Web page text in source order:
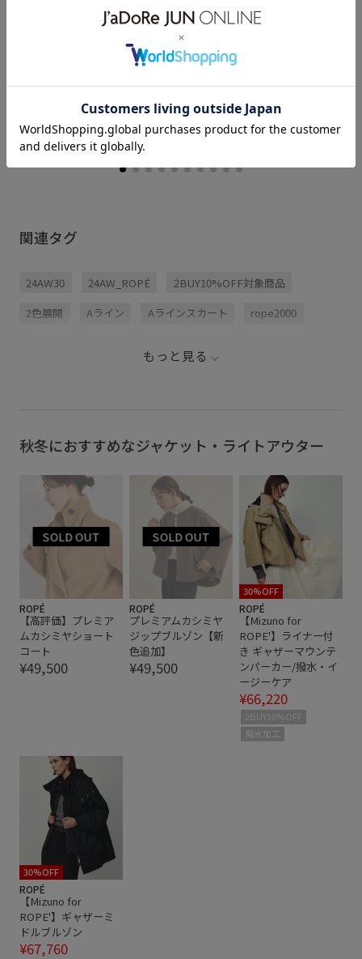
中西 (162cm)
骨格： ストレート
パーソナルカラー： イエベ春
普段のトップスサイズ： 38
着用サイズ : 38
カラー : オフホワイト (15)
関連タグ
24AW30 24AW_ROPÉ 2BUY10%OFF対象商品
2色展開 Aライン Aラインスカート rope2000
セットアップ トレンド ブルー ホワイト
軽さがポイント
もっと見る
秋冬におすすめなジャケット・ライトアウター
ROPÉ
【高評価】プレミア
ムカシミヤショート
コート
¥49,500
ROPÉ
プレミアムカシミヤ
ジップブルゾン【新
色追加】
¥49,500
30%OFF
ROPÉ
【Mizuno for
ROPE'】ライナー付
き ギャザーマウンテ
ンパーカー/撥水・イ
ージーケア
¥66,220
2BUY10%OFF
撥水加工
30%OFF
ROPÉ
【Mizuno for
ROPE'】ギャザーミ
ドルブルゾン
¥67,760